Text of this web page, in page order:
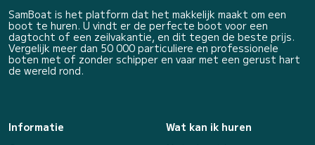
SamBoat is het platform dat het makkelijk maakt om een
boot te huren. U vindt er de perfecte boot voor een
dagtocht of een zeilvakantie, en dit tegen de beste prijs.
Vergelijk meer dan 50 000 particuliere en professionele
boten met of zonder schipper en vaar met een gerust hart
de wereld rond.
Informatie
Wat kan ik huren